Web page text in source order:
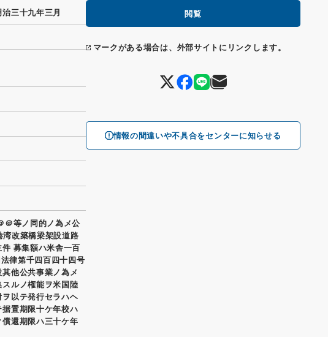
閲覧
マークがある場合は、外部サイトにリンクします。
情報の間違いや不具合をセンターに知らせる
三十九年三月
＠等ノ同的ノ為メ公
改築橋梁架設道路
募集額ハ米舎一百
律第千四百四十四号
他公共事業ノ為メ
ルノ権能ヲ米国陸
以テ発行セラハヘ
置期限十ケ年校ハ
還期限ハ三十ケ年